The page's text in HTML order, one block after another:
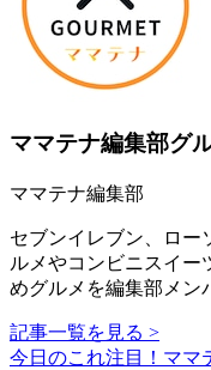
ママテナ編集部グ
ママテナ編集部
セブンイレブン、ロー
ルメやコンビニスイー
めグルメを編集部メン
記事一覧を見る >
今日のこれ注目！ママ